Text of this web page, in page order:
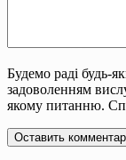
Будемо раді
задоволенням
якому питанню.